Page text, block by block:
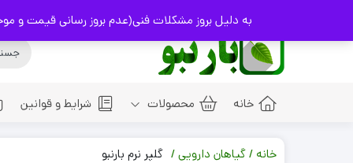
به دلیل بروز مشکلات فنی(عدم بروز رسانی قیمت و موجودی
info@Baranbo.com
خانه محصولات شرایط و قوانین
خانه گیاهان دارویی گلپر نرم بارنبو